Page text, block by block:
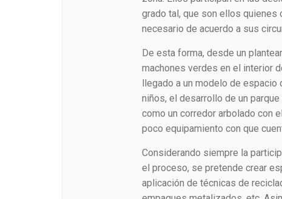
grado tal, que son ellos
necesario de acuerdo a sus
De esta forma, desde un
machones verdes en el interior
llegado a un modelo de
niños, el desarrollo de un
como un corredor arbolado con
poco equipamiento con que
Considerando siempre la
el proceso, se pretende crear
aplicación de técnicas de